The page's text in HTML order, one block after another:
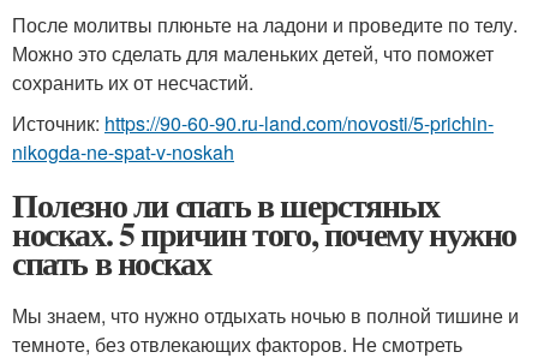
После молитвы плюньте на ладони и проведите по телу.
Можно это сделать для маленьких детей, что поможет
сохранить их от несчастий.
Источник: https://90-60-90.ru-land.com/novosti/5-prichin-
nikogda-ne-spat-v-noskah
Полезно ли спать в шерстяных
носках. 5 причин того, почему нужно
спать в носках
Мы знаем, что нужно отдыхать ночью в полной тишине и
темноте, без отвлекающих факторов. Не смотреть